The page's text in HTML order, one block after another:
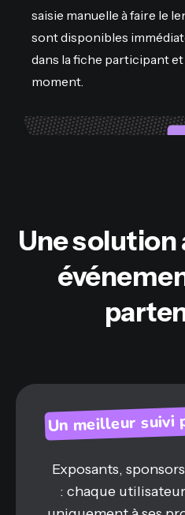
saisie manuelle à faire le
sont disponibles
dans la fiche participant
moment.
Une solution
Un meilleur suivi
Exposants,
: chaque